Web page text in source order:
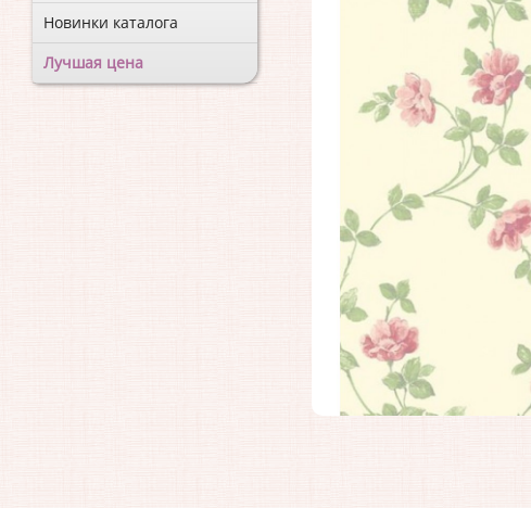
Новинки каталога
Лучшая цена